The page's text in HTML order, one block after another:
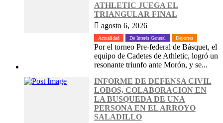
ATHLETIC JUEGA EL
TRIANGULAR FINAL
agosto 6, 2026
Actualidad De Interés General Deportes
Por el torneo Pre-federal de Básquet, el
equipo de Cadetes de Athletic, logró un
resonante triunfo ante Morón, y se...
INFORME DE DEFENSA CIVIL
LOBOS, COLABORACION EN
LA BUSQUEDA DE UNA
PERSONA EN EL ARROYO
SALADILLO